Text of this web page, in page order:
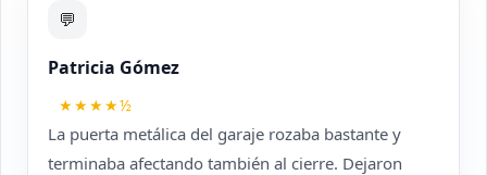
💬
Patricia Gómez
★★★★½
La puerta metálica del garaje rozaba bastante y
terminaba afectando también al cierre. Dejaron